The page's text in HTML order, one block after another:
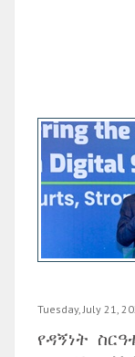
Tuesday, July 21,
የዳኝነት